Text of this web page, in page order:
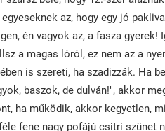
az, hogy egy jó
én vagyok az, a fasza gyerek!
a magas lóról, ez nem az a
is szereti, ha szadizzák. Ha
baszok, de dulván!", akkor
ha működik, akkor kegyetlen,
fene nagy pofájú csitri szünet